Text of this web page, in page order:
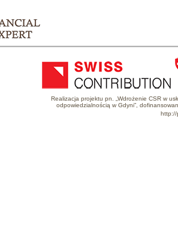
Realizacja projektu pn. „Wdrożenie CSR w
odpowiedzialnością w Gdyni”,
http://